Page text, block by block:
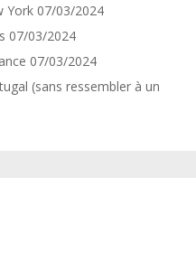
York 07/03/2024
07/03/2024
07/03/2024
(sans ressembler à un